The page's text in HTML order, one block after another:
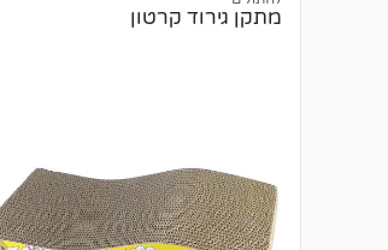
מתקן גירוד קרטון